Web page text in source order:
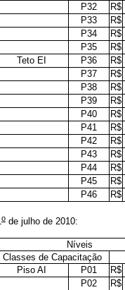
P32
R$
P33
R$
P34
R$
P35
R$
Teto EI
P36 R$
P37
R$
P38
R$
P39
R$
P40
R$
P41
R$
P42
R$
P43
R$
P44
R$
P45
R$
P46
R$
o de julho de 2010:
Níveis
Classes de Capacitação
Piso AI
P01 R$
P02
R$